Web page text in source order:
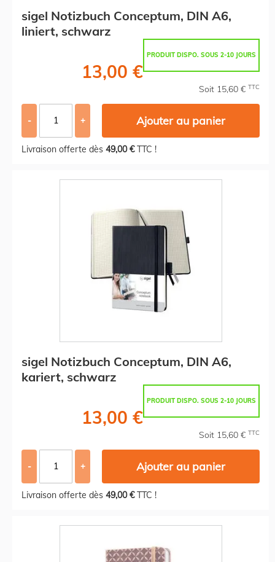
sigel Notizbuch Conceptum, DIN A6,
liniert, schwarz
PRODUIT DISPO. SOUS 2-10 JOURS
13,00 €
Soit 15,60 € TTC
- + Ajouter au panier
Livraison offerte dès 49,00 €TTC !
sigel Notizbuch Conceptum, DIN A6,
kariert, schwarz
PRODUIT DISPO. SOUS 2-10 JOURS
13,00 €
Soit 15,60 € TTC
- + Ajouter au panier
Livraison offerte dès 49,00 €TTC !